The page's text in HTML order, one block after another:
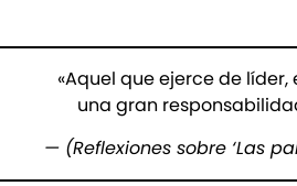
«Aquel que ejerce de líder,
una gran
— (Reflexiones sobre ‘Las